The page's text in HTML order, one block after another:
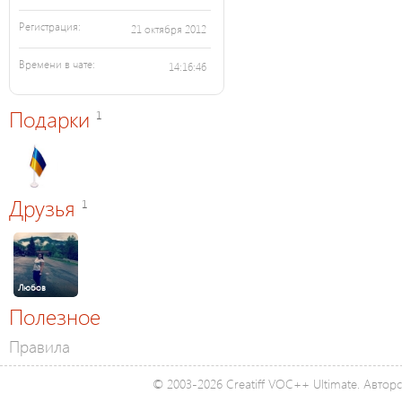
Регистрация: 21 октября 2012
Времени в чате: 14:16:46
Подарки 1
Друзья 1
Любов
Полезное
Правила
© 2003-2026 Creatiff VOC++ Ultimate.